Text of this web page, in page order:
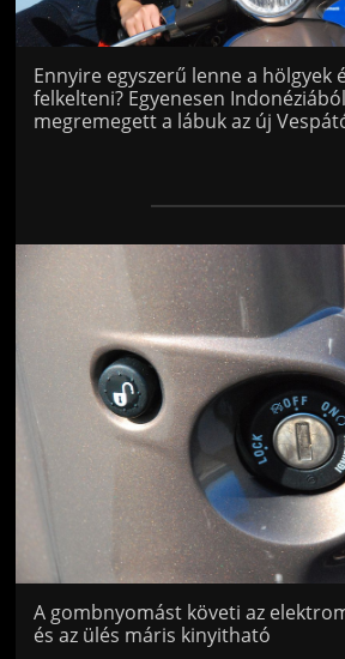
Ennyire egyszerű lenne a hölgyek
felkelteni? Egyenesen
megremegett a lábuk az új
Jön még
A gombnyomást követi az
és az ülés máris kinyitható